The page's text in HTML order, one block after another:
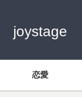
joystage
恋愛